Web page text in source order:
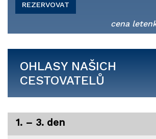
REZERVOVAT
cena
OHLASY NAŠICH
CESTOVATELŮ
1. – 3. den